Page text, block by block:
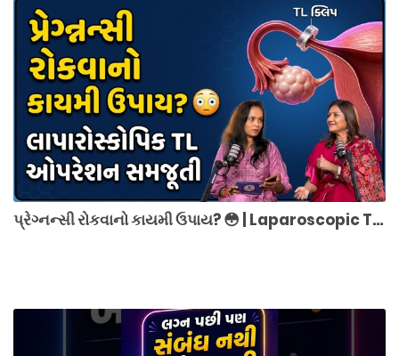
પ્રેગ્નન્સી રોકવાનો કાયમી ઉપાય? 😳 | Laparoscopic TL Operation Explained